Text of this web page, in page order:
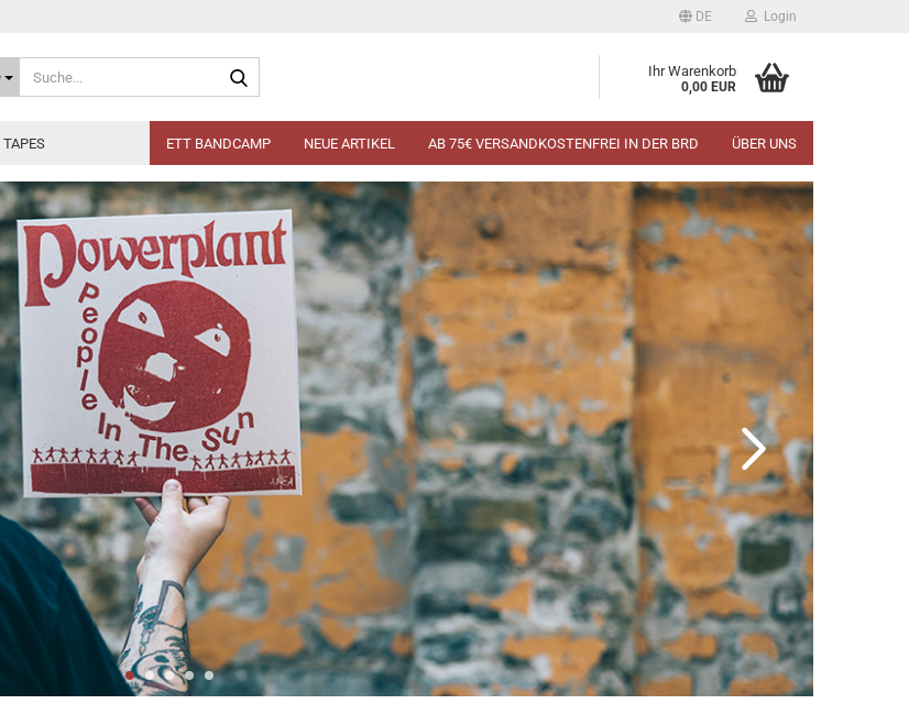
DE Login
Ihr Warenkorb
0,00 EUR
TAPES ETT BANDCAMP NEUE ARTIKEL AB 75€ VERSANDKOSTENFREI IN DER BRD ÜBER UNS